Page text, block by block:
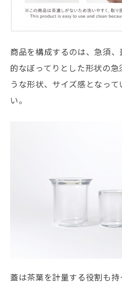
商品を構成するのは、急須
的なぼってりとした形状の
うな形状、サイズ感となっ
い。
蓋は茶葉を計量する役割も